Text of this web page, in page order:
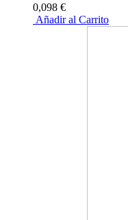
0,098 €
Añadir al Carrito